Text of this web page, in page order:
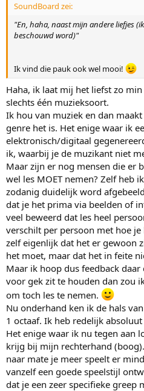
SoundBoard zei:
"En, haha, naast mijn andere liefjes
beschouwd word)"
Ik vind die pauk ook wel mooi!
Haha, ik laat mij het liefst zo
slechts één muzieksoort.
Ik hou van muziek en dan
genre het is. Het enige waar ik
elektronisch/digitaal
ik, waarbij je de muzikant niet
Maar zijn er nog mensen die er
wel les MOET nemen? Zelf heb
zodanig duidelijk word
dat je het prima via beelden of
veel beweerd dat les heel
verschilt per persoon met hoe
zelf eigenlijk dat het er gewoon
het moet, maar dat het in feite
Maar ik hoop dus feedback
voor gek zit te houden dan zou
om toch les te nemen.
Nu onderhand ken ik de hals
1 octaaf. Ik heb redelijk absoluut
Het enige waar ik nu tegen aan
krijg bij mijn rechterhand
naar mate je meer speelt er
vanzelf een goede speelstijl
dat je een zeer specifieke greep